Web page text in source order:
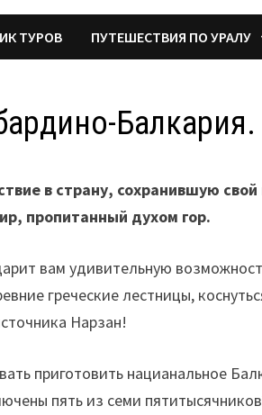
ТУРОВ ПУТЕШЕСТВИЯ ПО УРАЛУ
в страну, сохранившую
пропитанный духом гор.
вам удивительную
греческие лестницы,
Нарзан!
приготовить нацианальное
пять из cеми